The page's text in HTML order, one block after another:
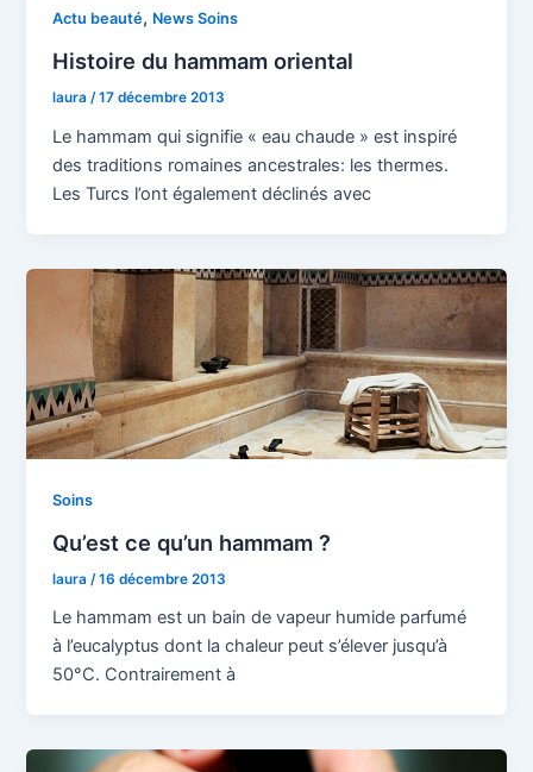
Actu beauté, News Soins
Histoire du hammam oriental
laura/17 décembre 2013
Le hammam qui signifie « eau chaude » est inspiré
des traditions romaines ancestrales: les thermes.
Les Turcs l’ont également déclinés avec
Soins
Qu’est ce qu’un hammam ?
laura /16 décembre 2013
Le hammam est un bain de vapeur humide parfumé
à l’eucalyptus dont la chaleur peut s’élever jusqu’à
50°C. Contrairement à